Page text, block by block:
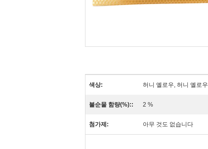
색상: 허니 옐로우, 허니 옐로우
불순물 함량(%):: 2 %
첨가제: 아무 것도 없습니다